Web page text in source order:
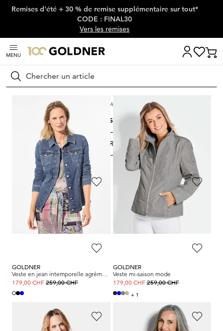
Passer la navigation, aller directement au contenu
Remises d'été + 30 % de remise supplémentaire sur tout*
CODE : FINAL30
Vers les remises
MENU
Rechercher
Mode femme Vestes & blazers
Vestes d'été
Produits
FILTRER ET TRIER
GOLDNER
159,00 CHF
349,00 CHF
GOLDNER
179,00 CHF
GOLDNER
Veste en jean intemporelle agrémentée de détails séduisants
179,00 CHF 259,00 CHF
GOLDNER
Veste mi-saison mode
179,00 CHF259,00 CHF
+ 1